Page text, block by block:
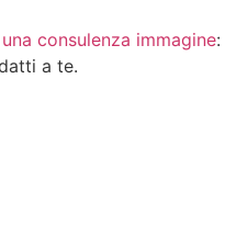
consulenza immagine
a te.